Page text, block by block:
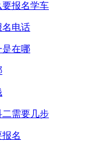
报名学车
名电话
是在哪
需要几步
名